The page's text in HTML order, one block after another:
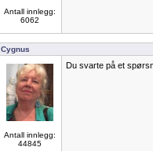
Antall innlegg:
6062
Cygnus
Antall innlegg:
44845
Du svarte på et